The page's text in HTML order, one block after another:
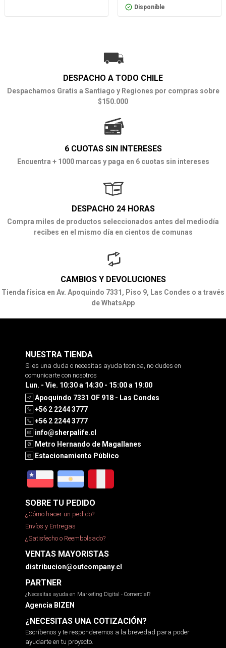
Disponible
DESPACHO A TODO CHILE
Despachamos Gratis a Santiago y Regiones por compras sobre
$150.000
6 CUOTAS SIN INTERESES
Encuentra + 1000 marcas y paga en 6 cuotas sin intereses
DESPACHO 24 HORAS
Compra miles de productos seleccionados antes del mediodía
recibes en el mismo día en cientos de comunas
CAMBIOS Y DEVOLUCIONES
Tienda física en Av. Apoquindo 7331, Piso 9, Las Condes o a través
de WhatsApp
NUESTRA TIENDA
Si es una duda o necesitas ayuda tecnica, no dudes en
comunicarte con nosotros
Lun. - Vie. 10:30 a 14:30 - 15:00 a 19:00
Apoquindo 7331 OF 918 - Las Condes
+56 2 2244 3777
+56 2 2244 3777
info@sherpalife.cl
Metro Hernando de Magallanes
Estacionamiento Público
SOBRE TU PEDIDO
¿Cómo hacer un pedido?
Envíos y Entregas
¿Satisfecho o Reembolsado?
VENTAS MAYORISTAS
distribucion@outcompany.cl
PARTNER
¿Necesitas ayuda en Marketing Digital - Comercial?
Agencia BIZEN
¿NECESITAS UNA COTIZACIÓN?
Escríbenos y te responderemos a la brevedad para poder
ayudarte en tu proyecto.